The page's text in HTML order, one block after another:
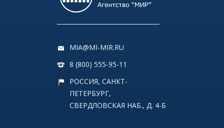
MIA@MI-MIR.RU
8 (800) 555-95-11
РОССИЯ, САНКТ-
ПЕТЕРБУРГ,
СВЕРДЛОВСКАЯ НАБ., Д. 4-Б